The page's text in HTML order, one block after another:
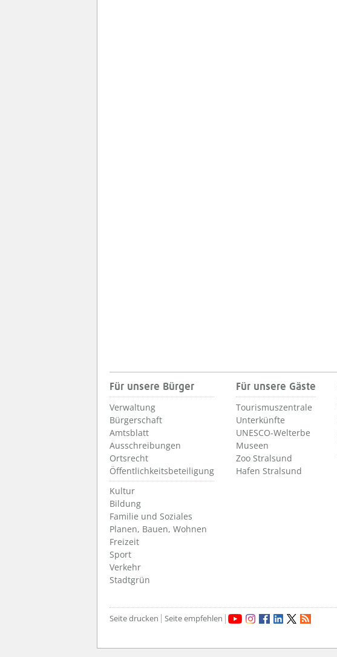
Für unsere Bürger
Verwaltung
Bürgerschaft
Amtsblatt
Ausschreibungen
Ortsrecht
Öffentlichkeitsbeteiligung
Kultur
Bildung
Familie und Soziales
Planen, Bauen, Wohnen
Freizeit
Sport
Verkehr
Stadtgrün
Für unsere Gäste
Tourismuszentrale
Unterkünfte
UNESCO-Welterbe
Museen
Zoo Stralsund
Hafen Stralsund
Seite drucken Seite empfehlen